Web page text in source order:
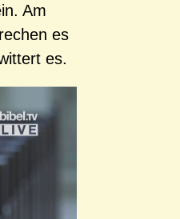
Am
es
es.